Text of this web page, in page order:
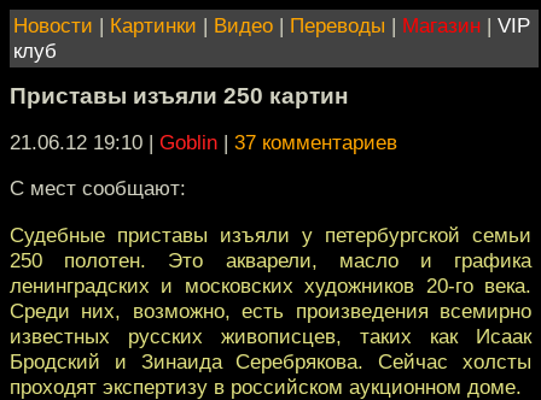
Новости | Картинки | Видео | Переводы | Магазин | VIP
клуб
Приставы изъяли 250 картин
21.06.12 19:10 | Goblin | 37 комментариев
C мест сообщают:
Судебные приставы изъяли у петербургской семьи
250 полотен. Это акварели, масло и графика
ленинградских и московских художников 20-го века.
Среди них, возможно, есть произведения всемирно
известных русских живописцев, таких как Исаак
Бродский и Зинаида Серебрякова. Сейчас холсты
проходят экспертизу в российском аукционном доме.